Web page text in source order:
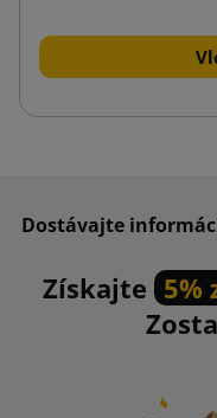
Dostávajte
Získajte 5%